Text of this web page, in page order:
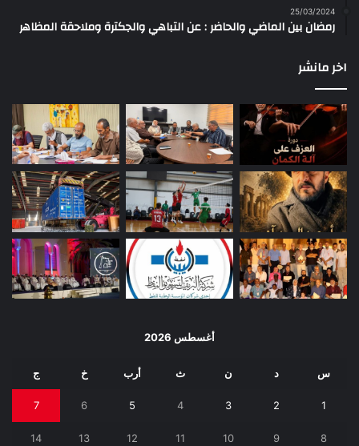
25/03/2024
رمضان بين الماضي والحاضر : عن التباهي والجكترة وملاحقة المظاهر
اخر مانشر
أغسطس 2026
س د ن ث أرب خ ج
1
2
3
4
5
6
7
8
9
10
11
12
13
14